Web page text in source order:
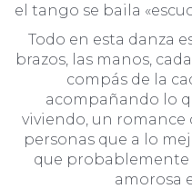
el tango se baila
Todo en esta danza
brazos, las manos,
compás de la
acompañando lo
viviendo, un
personas que a lo
que
amorosa